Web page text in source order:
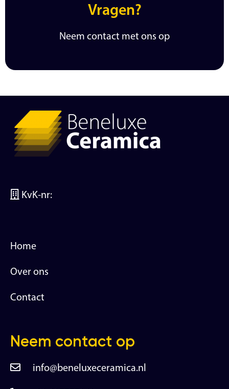
Vragen?
Neem contact met ons op
KvK-nr:
Home
Over ons
Contact
Neem contact op
info@beneluxeceramica.nl